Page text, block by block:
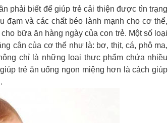
phải biết để giúp trẻ cải thiện được tìn trạng
đạm và các chất béo lành mạnh cho cơ thể,
bữa ăn hàng ngày của con trẻ. Một số loại
cân của cơ thể như là: bơ, thịt, cá, phô ma,
chỉ là những loại thực phẩm chứa nhiều
trẻ ăn uống ngon miệng hơn là cách giúp